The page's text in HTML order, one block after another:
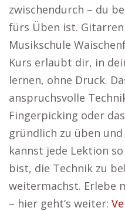
zwischendurch – du
fürs Üben ist.
Musikschule
Kurs erlaubt dir, in
lernen, ohne Druck.
anspruchsvolle
Fingerpicking oder
gründlich zu üben
kannst jede Lektion
bist, die Technik zu
weitermachst. Erlebe
– hier geht’s weiter: